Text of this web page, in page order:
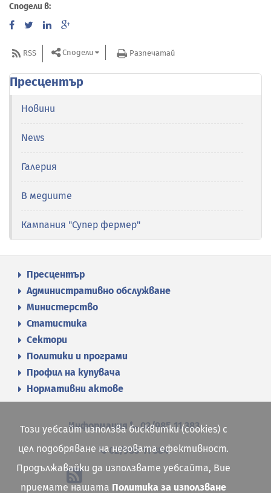
Сподели в:
RSS Сподели Разпечатай
Пресцентър
Новини
News
Галерия
В медиите
Кампания "Супер фермер"
Пресцентър
Административно обслужване
Министерство
Статистика
Сектори
Политики и програми
Профил на купувача
Нормативни актове
Информация 02/985 11 383
02/985 11 384
Този уебсайт използва бисквитки (cookies) с
цел подобряване на неговата ефективност.
Продължавайки да използвате уебсайта, Вие
приемате нашата Политика за използване